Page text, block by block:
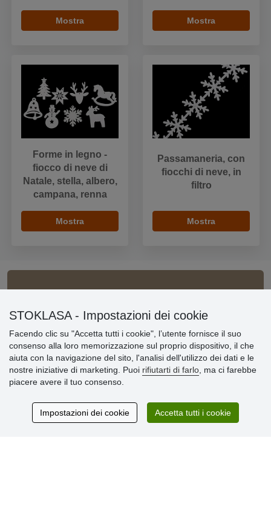
Mostra Mostra
Forme in legno -
fiocco di neve di
Natale, stella, albero,
campana, renna
Mostra
Passamaneria, con
fiocchi di neve, in
filtro
Mostra
» Impostazioni dei cookie
» Termini & Condizioni
» Informativa sulla Privacy
» Consegna e pagamento
» Garanzia e resi
» Programma fedeltà
Recensioni
STOKLASA - Impostazioni dei cookie
Facendo clic su "Accetta tutti i cookie", l’utente fornisce il suo
consenso alla loro memorizzazione sul proprio dispositivo, il che
aiuta con la navigazione del sito, l'analisi dell'utilizzo dei dati e le
nostre iniziative di marketing. Puoi rifiutarti di farlo , ma ci farebbe
piacere avere il tuo consenso.
Impostazioni dei cookie Accetta tutti i cookie